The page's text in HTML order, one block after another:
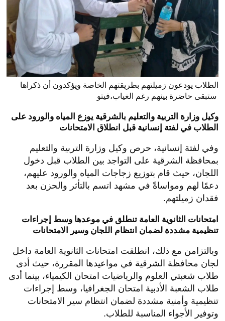
الطلاب يودعون زميلتهم بطريقتهم الخاصة ويؤكدون أن ذكراها
وكيل وزارة التربية والتعليم بالشرقية يوزع المياه والورود على
الطلاب في لفتة إنسانية قبل انطلاق الامتحانات
وفي لفتة إنسانية، حرص وكيل وزارة التربية والتعليم
بمحافظة الشرقية على التواجد بين الطلاب قبل دخول
اللجان، حيث قام بتوزيع زجاجات المياه والورود عليهم،
دعمًا لهم ومواساةً في مشهد اتسم بالتأثر والحزن بعد
فقدان زميلتهم.
امتحانات الثانوية العامة تنطلق في موعدها وسط إجراءات
تنظيمية مشددة لضمان انتظام اللجان وسير الامتحانات
وبالتزامن مع ذلك، انطلقت امتحانات الثانوية العامة داخل
لجان محافظة الشرقية في مواعيدها المقررة، حيث أدى
طلاب شعبتي العلوم والرياضيات امتحان الكيمياء، بينما أدى
طلاب الشعبة الأدبية امتحان الجغرافيا، وسط إجراءات
تنظيمية وأمنية مشددة لضمان انتظام سير الامتحانات
وتوفير الأجواء المناسبة للطلاب.